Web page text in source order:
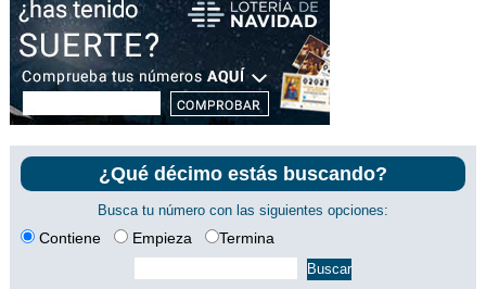
¿Qué décimo estás buscando?
Busca tu número con las siguientes opciones:
Contiene Empieza Termina